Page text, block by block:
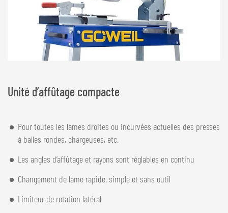
Unité d’affûtage compacte
Pour toutes les lames droites ou incurvées actuelles des presses
à balles rondes, chargeuses, etc.
Les angles d’affûtage et rayons sont réglables en continu
Changement de lame rapide, simple et sans outil
Limiteur de rotation latéral